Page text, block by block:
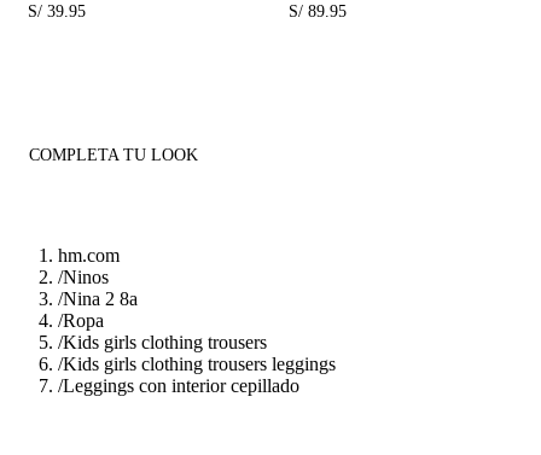
PRICE:
S/ 39.95 PRICE:
S/ 89.95
COMPLETA TU LOOK
hm.com
/Ninos
/Nina 2 8a
/Ropa
/Kids girls clothing trousers
/Kids girls clothing trousers leggings
/Leggings con interior cepillado